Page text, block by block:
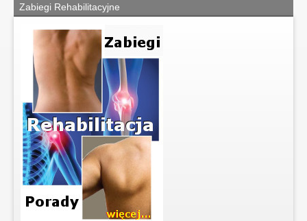
Zabiegi Rehabilitacyjne